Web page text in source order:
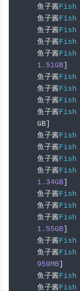
鱼子酱Fish
鱼子酱Fish
鱼子酱Fish
鱼子酱Fish
鱼子酱Fish
1.51GB]
鱼子酱Fish
鱼子酱Fish
鱼子酱Fish
鱼子酱Fish
GB]
鱼子酱Fish
鱼子酱Fish
鱼子酱Fish
鱼子酱Fish
1.34GB]
鱼子酱Fish
鱼子酱Fish
鱼子酱Fish
1.55GB]
鱼子酱Fish
鱼子酱Fish
959MB]
鱼子酱Fish
鱼子酱Fish